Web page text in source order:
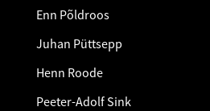
Enn Põldroos
Juhan Püttsepp
Henn Roode
Peeter-Adolf Sink